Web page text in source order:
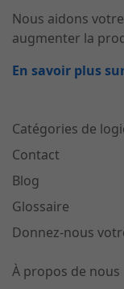
Nous aidons
augmenter la
En savoir plus
Catégories de
Contact
Blog
Glossaire
Donnez-nous
À propos de nous